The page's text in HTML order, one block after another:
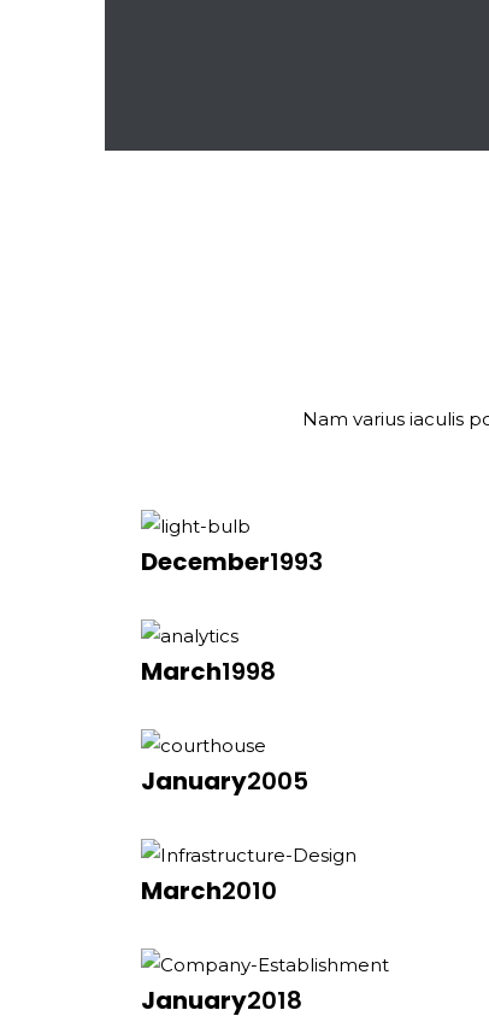
Nam varius iaculis
December1993
March1998
January2005
March2010
January2018